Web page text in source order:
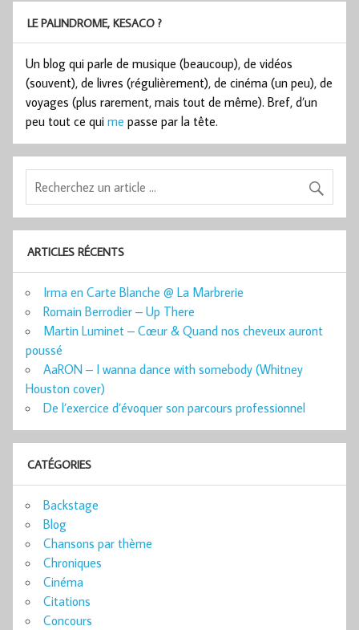
LE PALINDROME, KESACO ?
Un blog qui parle de musique (beaucoup), de vidéos
(souvent), de livres (régulièrement), de cinéma (un peu), de
voyages (plus rarement, mais tout de même). Bref, d’un
peu tout ce qui me passe par la tête.
ARTICLES RÉCENTS
Irma en Carte Blanche @ La Marbrerie
Romain Berrodier – Up There
Martin Luminet – Cœur & Quand nos cheveux auront
poussé
AaRON – I wanna dance with somebody (Whitney
Houston cover)
De l’exercice d’évoquer son parcours professionnel
CATÉGORIES
Backstage
Blog
Chansons par thème
Chroniques
Cinéma
Citations
Concours